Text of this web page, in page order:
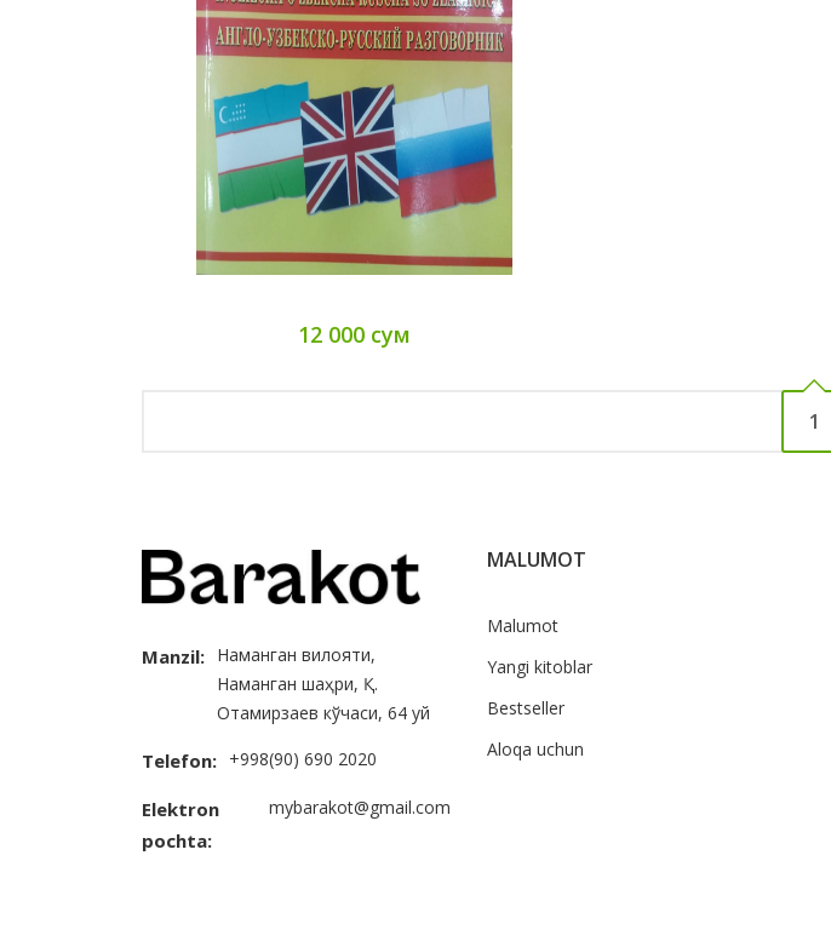
12 000 сум
1
Manzil: Наманган вилояти,
Наманган шаҳри, Қ.
Отамирзаев кўчаси, 64 уй
Telefon: +998(90) 690 2020
Elektron
pochta:
mybarakot@gmail.com
MALUMOT
Malumot
Yangi kitoblar
Bestseller
Aloqa uchun